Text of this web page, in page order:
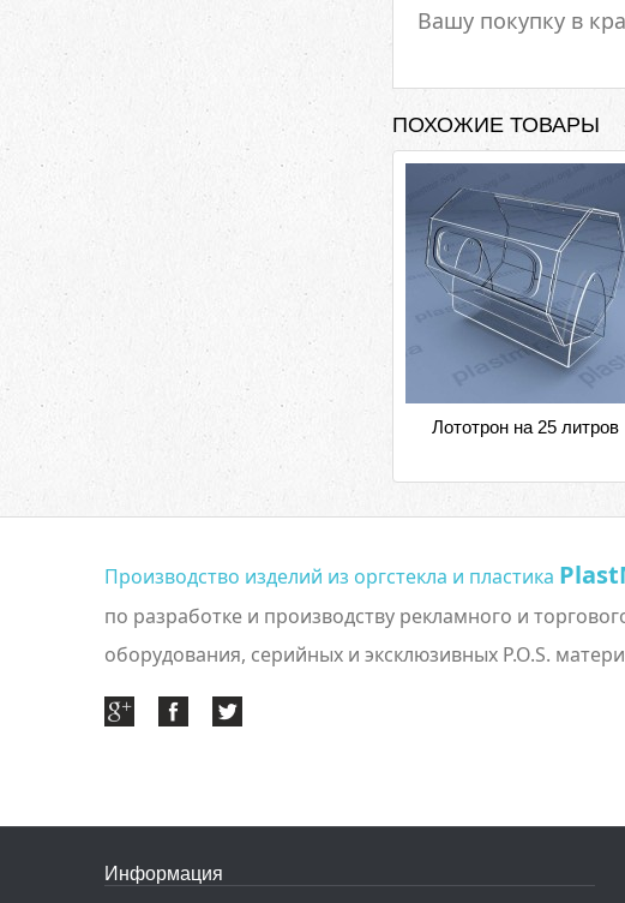
Вашу покупку в
ПОХОЖИЕ ТОВАРЫ
Лототрон на 25 литров
Производство изделий из оргстекла и пластика
по разработке и производству рекламного и
оборудования, серийных и эксклюзивных P.O.S.
Информация